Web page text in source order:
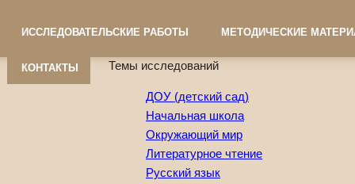
ИССЛЕДОВАТЕЛЬСКИЕ РАБОТЫ МЕТОДИЧЕСКИЕ
КОНТАКТЫ Темы исследований
ДОУ (детский сад)
Начальная школа
Окружающий мир
Литературное чтение
Русский язык